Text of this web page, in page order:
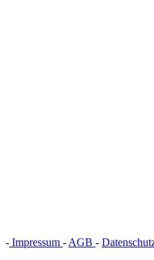
- Impressum - AGB -